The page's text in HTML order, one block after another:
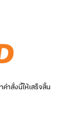
ำสั่งนี้ให้เสร็จสิ้น